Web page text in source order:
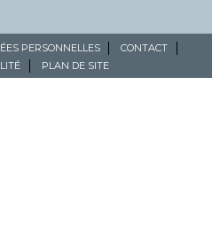
PERSONNELLES
CONTACT
PLAN DE SITE